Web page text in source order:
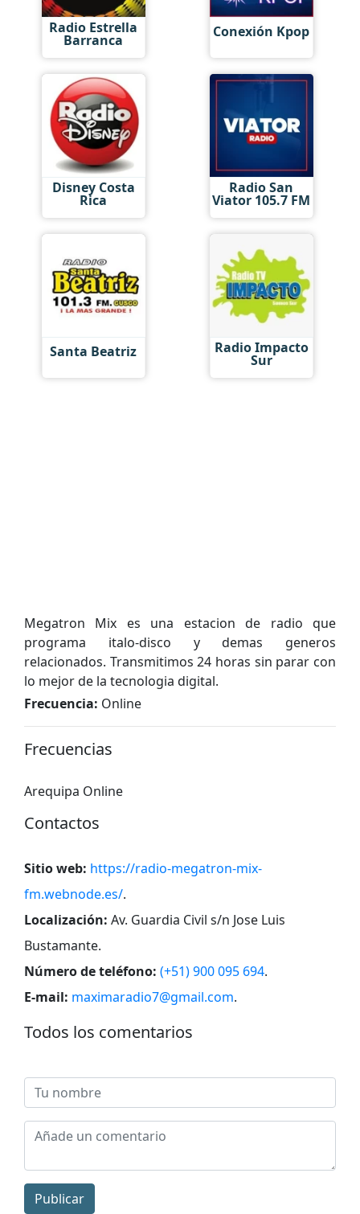
Radio Estrella
Barranca Conexión Kpop
Disney Costa
Rica
Radio San
Viator 105.7 FM
Santa Beatriz Radio Impacto
Sur
Megatron Mix es una estacion de radio que
programa italo-disco y demas generos
relacionados. Transmitimos 24 horas sin parar con
lo mejor de la tecnologia digital.
Frecuencia: Online
Frecuencias
Arequipa Online
Contactos
Sitio web: https://radio-megatron-mix-
fm.webnode.es/.
Localización: Av. Guardia Civil s/n Jose Luis
Bustamante.
Número de teléfono: (+51) 900 095 694.
E-mail: maximaradio7@gmail.com.
Todos los comentarios
Publicar